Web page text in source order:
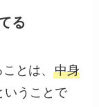
る
ことは、中身
いうことで